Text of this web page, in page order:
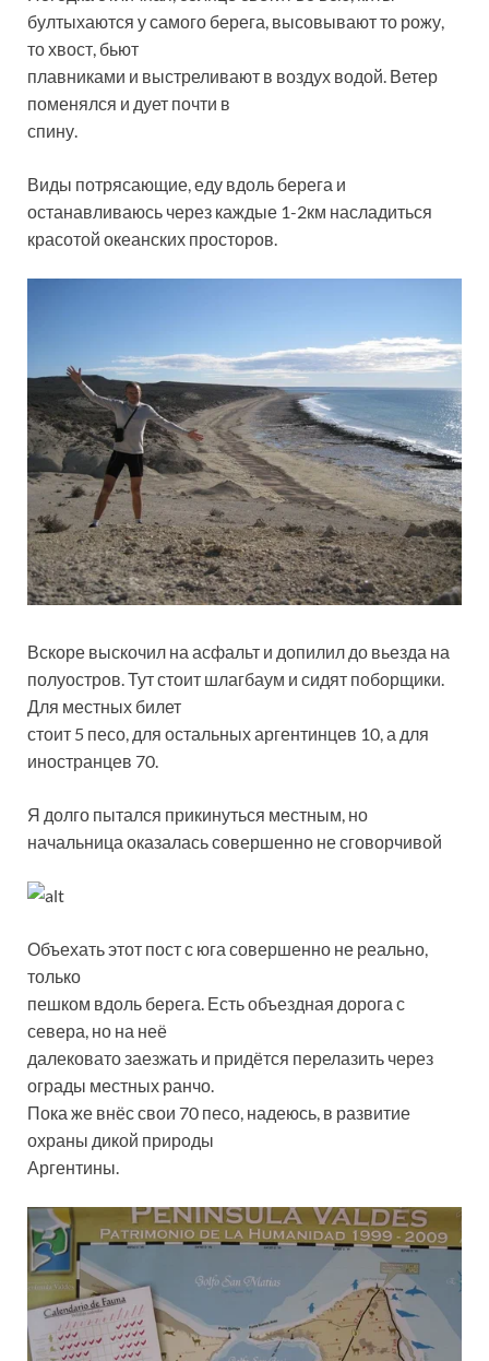
бултыхаются у самого берега, высовывают то рожу,
то хвост, бьют
плавниками и выстреливают в воздух водой. Ветер
поменялся и дует почти в
спину.
Виды потрясающие, еду вдоль берега и
останавливаюсь через каждые 1-2км насладиться
красотой океанских просторов.
Вскоре выскочил на асфальт и допилил до вьезда на
полуостров. Тут стоит шлагбаум и сидят поборщики.
Для местных билет
стоит 5 песо, для остальных аргентинцев 10, а для
иностранцев 70.
Я долго пытался прикинуться местным, но
начальница оказалась совершенно не сговорчивой
Объехать этот пост с юга совершенно не реально,
только
пешком вдоль берега. Есть объездная дорога с
севера, но на неё
далековато заезжать и придётся перелазить через
ограды местных ранчо.
Пока же внёс свои 70 песо, надеюсь, в развитие
охраны дикой природы
Аргентины.